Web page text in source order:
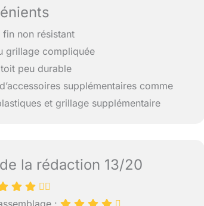
fin non résistant
grillage compliquée
peu durable
supplémentaires comme
et grillage supplémentaire
la rédaction 13/20